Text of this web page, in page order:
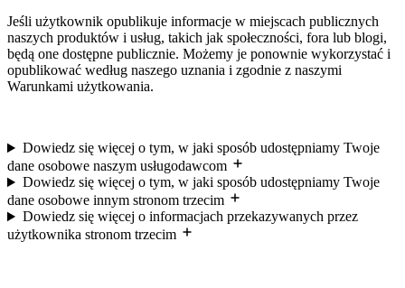
Jeśli użytkownik opublikuje informacje w miejscach publicznych
naszych produktów i usług, takich jak społeczności, fora lub blogi,
będą one dostępne publicznie. Możemy je ponownie wykorzystać i
opublikować według naszego uznania i zgodnie z naszymi
Warunkami użytkowania.
Dowiedz się więcej o tym, w jaki sposób udostępniamy Twoje
dane osobowe naszym usługodawcom
Dowiedz się więcej o tym, w jaki sposób udostępniamy Twoje
dane osobowe innym stronom trzecim
Dowiedz się więcej o informacjach przekazywanych przez
użytkownika stronom trzecim